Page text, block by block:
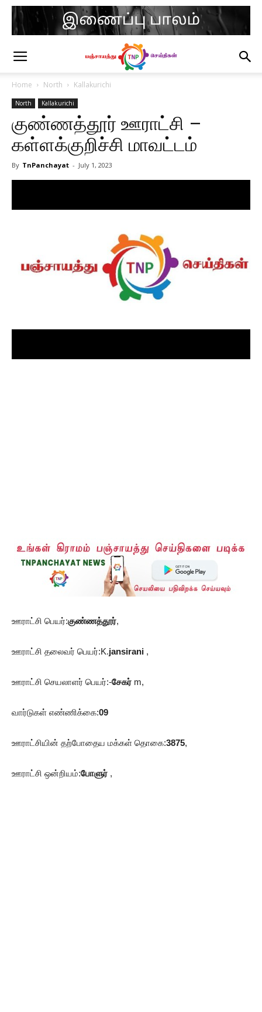
Home North Kallakurichi
North Kallakurichi
குண்ணத்தூர் ஊராட்சி –
கள்ளக்குறிச்சி மாவட்டம்
By TnPanchayat - July 1, 2023
ஊராட்சி பெயர்:குண்ணத்தூர்,
ஊராட்சி தலைவர் பெயர்:K.jansirani ,
ஊராட்சி செயலாளர் பெயர்:-சேகர் m,
வார்டுகள் எண்ணிக்கை:09
ஊராட்சியின் தற்போதைய மக்கள் தொகை:3875,
ஊராட்சி ஒன்றியம்:போளுர் ,